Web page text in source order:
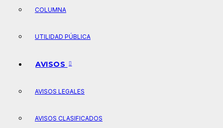
COLUMNA
UTILIDAD PÚBLICA
AVISOS
AVISOS LEGALES
AVISOS CLASIFICADOS